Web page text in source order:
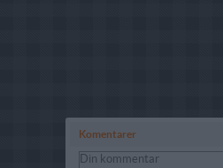
Komentarer